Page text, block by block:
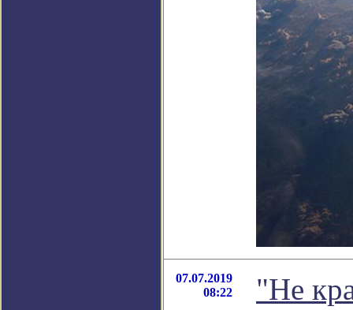
07.07.2019
08:22
"Не